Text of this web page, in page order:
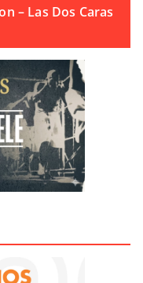
– Las Dos Caras